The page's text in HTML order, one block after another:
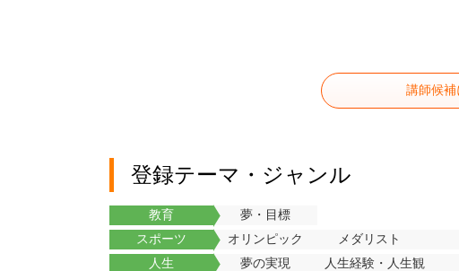
講師候
登録テーマ・ジャンル
教育
夢・目標
スポーツ
オリンピック メダリスト
人生
夢の実現 人生経験・人生観